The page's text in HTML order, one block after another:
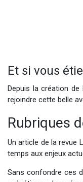
Et si vous
Depuis la création
rejoindre cette belle
Rubriques
Un article de la revue
temps aux enjeux
Sans confondre ces